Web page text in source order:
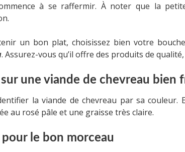
à se raffermir. À noter que la
un bon plat, choisissez bien votre
. Assurez-vous qu’il offre des produits de qualité,
une viande de chevreau bien
la viande de chevreau par sa couleur.
au rosé pâle et une graisse très claire.
le bon morceau